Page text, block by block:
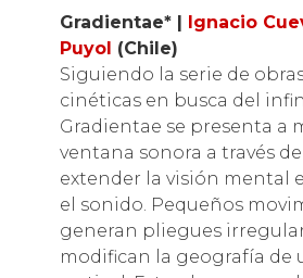
Gradientae* |
Ignacio
Puyol (Chile)
Siguiendo la serie de
cinéticas en busca del
Gradientae se presenta a
ventana sonora a través de
extender la visión mental
el sonido. Pequeños
generan pliegues
modifican la geografía de